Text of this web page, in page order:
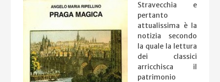
Stravecchia e
pertanto
attualissima è la
notizia secondo
la quale la lettura
dei classici
arricchisca il
patrimonio